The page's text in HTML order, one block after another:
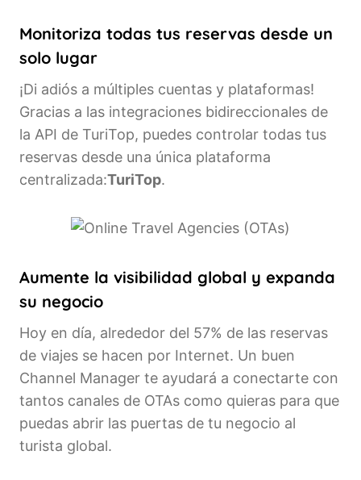
Monitoriza todas tus reservas desde un
solo lugar
¡Di adiós a múltiples cuentas y plataformas!
Gracias a las integraciones bidireccionales de
la API de TuriTop, puedes controlar todas tus
reservas desde una única plataforma
centralizada:TuriTop.
Aumente la visibilidad global y expanda
su negocio
Hoy en día, alrededor del 57% de las reservas
de viajes se hacen por Internet. Un buen
Channel Manager te ayudará a conectarte con
tantos canales de OTAs como quieras para que
puedas abrir las puertas de tu negocio al
turista global.